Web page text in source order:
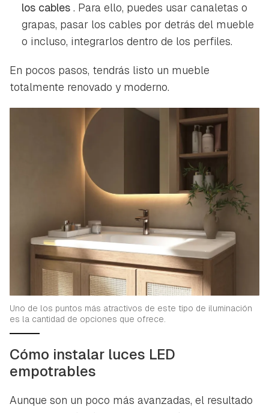
Guardar como favorito
Para poder guardar como favorito, primero has de
los cables . Para ello, puedes usar canaletas o
grapas, pasar los cables por detrás del mueble
o incluso, integrarlos dentro de los perfiles.
En pocos pasos, tendrás listo un mueble
totalmente renovado y moderno.
Uno de los puntos más atractivos de este tipo de iluminación
es la cantidad de opciones que ofrece.
Cómo instalar luces LED
empotrables
Aunque son un poco más avanzadas, el resultado